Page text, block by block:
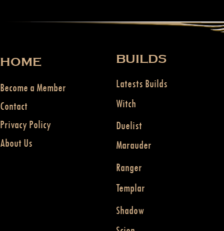
HOME
Become a Member
Contact
Privacy Policy
About Us
BUILDS
Latests Builds
Witch
Duelist
Marauder
Ranger
Templar
Shadow